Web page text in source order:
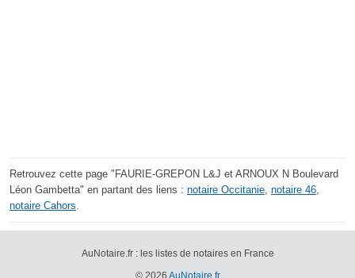
Retrouvez cette page "FAURIE-GREPON L&J et ARNOUX N Boulevard
Léon Gambetta" en partant des liens : notaire Occitanie, notaire 46,
notaire Cahors.
AuNotaire.fr : les listes de notaires en France